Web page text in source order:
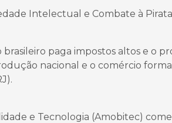
Intelectual e Combate à
paga impostos altos e o
nacional e o comércio
e Tecnologia (Amobitec)